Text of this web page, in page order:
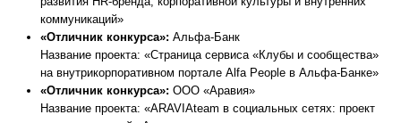
коммуникаций»
«Отличник конкурса»: Альфа-Банк
Название проекта: «Страница сервиса «Клубы и сообщества»
на внутрикорпоративном портале Alfa People в Альфа-Банке»
«Отличник конкурса»: ООО «Аравия»
Название проекта: «ARAVIAteam в социальных сетях: проект